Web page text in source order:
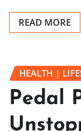
READ MORE
HEALTH |
Pedal